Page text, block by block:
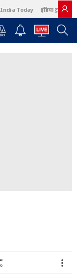
India Today इंडिया टुडे हिंदी